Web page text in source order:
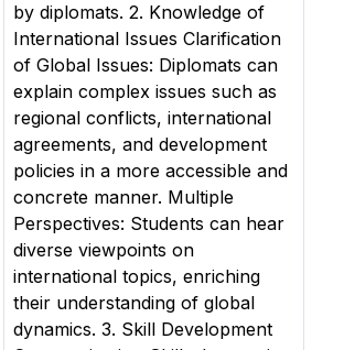
by diplomats. 2. Knowledge of
International Issues Clarification
of Global Issues: Diplomats can
explain complex issues such as
regional conflicts, international
agreements, and development
policies in a more accessible and
concrete manner. Multiple
Perspectives: Students can hear
diverse viewpoints on
international topics, enriching
their understanding of global
dynamics. 3. Skill Development